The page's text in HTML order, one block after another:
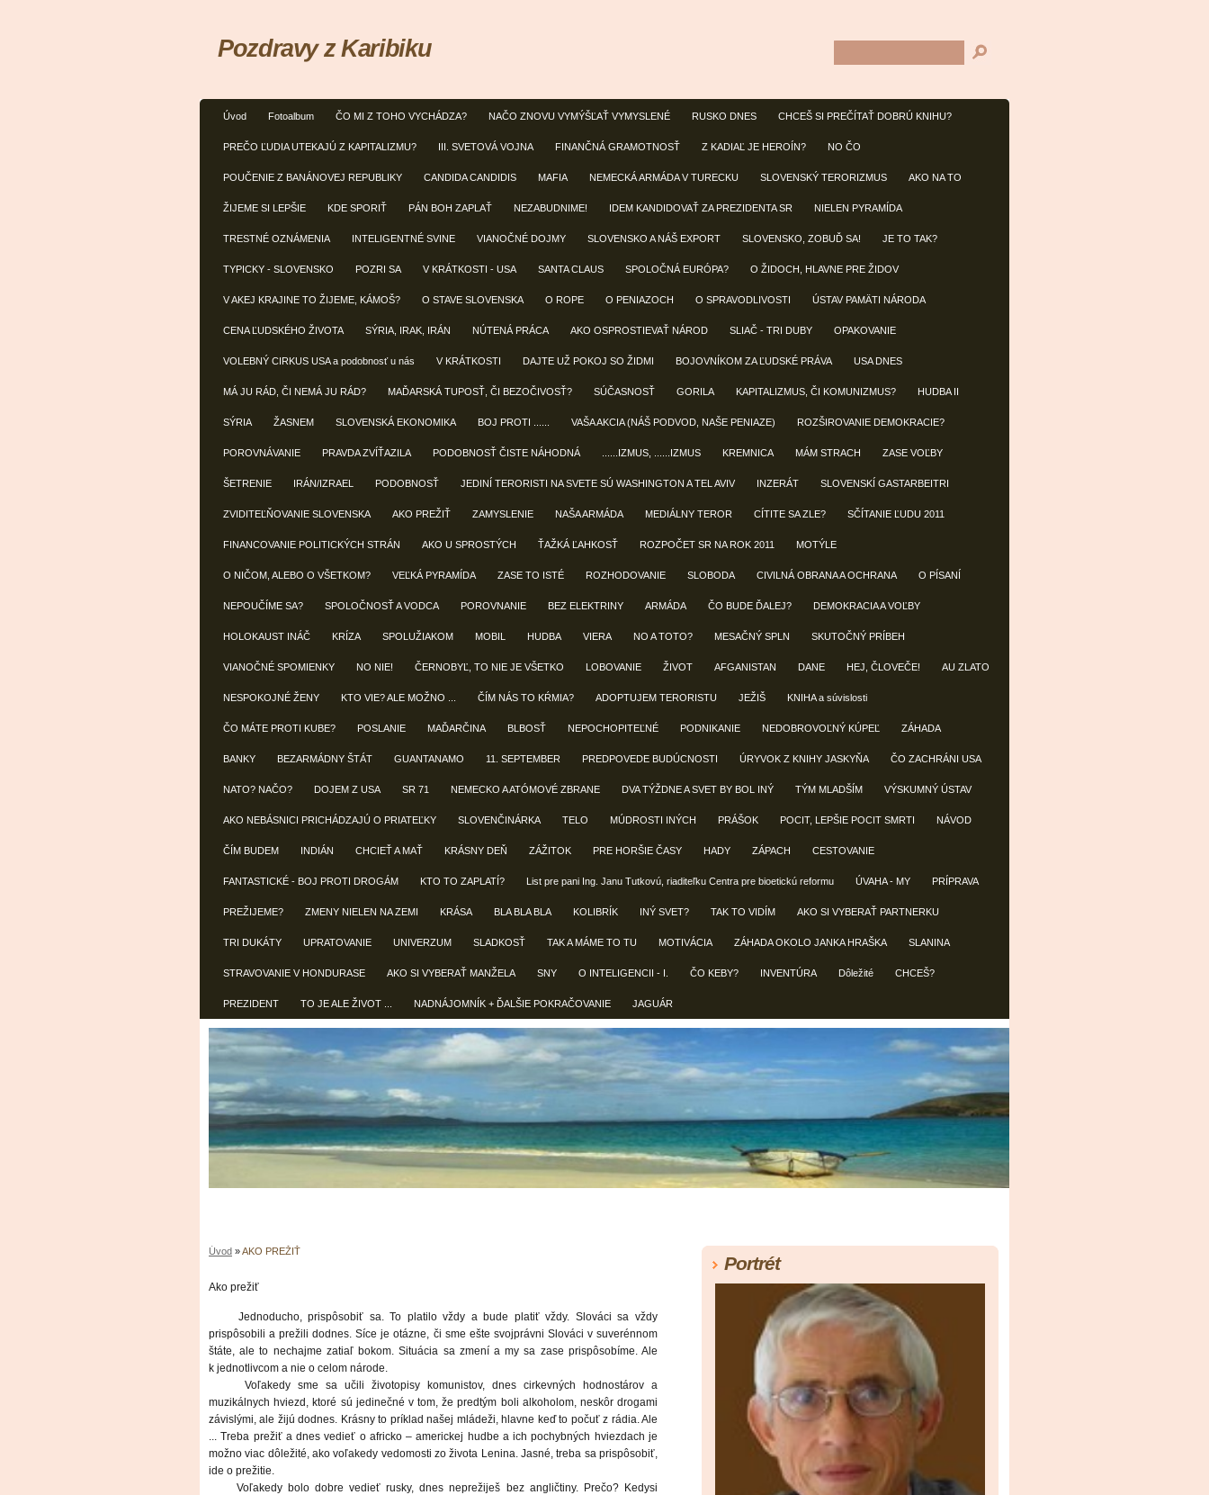
Úvod Fotoalbum ČO MI Z TOHO VYCHÁDZA? NAČO ZNOVU VYMÝŠĽAŤ VYMYSLENÉ RUSKO DNES CHCEŠ SI PREČÍTAŤ DOBRÚ KNIHU?
PREČO ĽUDIA UTEKAJÚ Z KAPITALIZMU? III. SVETOVÁ VOJNA FINANČNÁ GRAMOTNOSŤ Z KADIAĽ JE HEROÍN? NO ČO
POUČENIE Z BANÁNOVEJ REPUBLIKY CANDIDA CANDIDIS MAFIA NEMECKÁ ARMÁDA V TURECKU SLOVENSKÝ TERORIZMUS AKO NA TO
ŽIJEME SI LEPŠIE KDE SPORIŤ PÁN BOH ZAPLAŤ NEZABUDNIME! IDEM KANDIDOVAŤ ZA PREZIDENTA SR NIELEN PYRAMÍDA
TRESTNÉ OZNÁMENIA INTELIGENTNÉ SVINE VIANOČNÉ DOJMY SLOVENSKO A NÁŠ EXPORT SLOVENSKO, ZOBUĎ SA! JE TO TAK?
TYPICKY - SLOVENSKO POZRI SA V KRÁTKOSTI - USA SANTA CLAUS SPOLOČNÁ EURÓPA? O ŽIDOCH, HLAVNE PRE ŽIDOV
V AKEJ KRAJINE TO ŽIJEME, KÁMOŠ? O STAVE SLOVENSKA O ROPE O PENIAZOCH O SPRAVODLIVOSTI ÚSTAV PAMÄTI NÁRODA
CENA ĽUDSKÉHO ŽIVOTA SÝRIA, IRAK, IRÁN NÚTENÁ PRÁCA AKO OSPROSTIEVAŤ NÁROD SLIAČ - TRI DUBY OPAKOVANIE
VOLEBNÝ CIRKUS USA a podobnosť u nás V KRÁTKOSTI DAJTE UŽ POKOJ SO ŽIDMI BOJOVNÍKOM ZA ĽUDSKÉ PRÁVA USA DNES
MÁ JU RÁD, ČI NEMÁ JU RÁD? MAĎARSKÁ TUPOSŤ, ČI BEZOČIVOSŤ? SÚČASNOSŤ GORILA KAPITALIZMUS, ČI KOMUNIZMUS? HUDBA II
SÝRIA ŽASNEM SLOVENSKÁ EKONOMIKA BOJ PROTI ...... VAŠA AKCIA (NÁŠ PODVOD, NAŠE PENIAZE) ROZŠIROVANIE DEMOKRACIE?
POROVNÁVANIE PRAVDA ZVÍŤAZILA PODOBNOSŤ ČISTE NÁHODNÁ ......IZMUS, ......IZMUS KREMNICA MÁM STRACH ZASE VOĽBY
ŠETRENIE IRÁN/IZRAEL PODOBNOSŤ JEDINÍ TERORISTI NA SVETE SÚ WASHINGTON A TEL AVIV INZERÁT SLOVENSKÍ GASTARBEITRI
ZVIDITEĽŇOVANIE SLOVENSKA AKO PREŽIŤ ZAMYSLENIE NAŠA ARMÁDA MEDIÁLNY TEROR CÍTITE SA ZLE? SČÍTANIE ĽUDU 2011
FINANCOVANIE POLITICKÝCH STRÁN AKO U SPROSTÝCH ŤAŽKÁ ĽAHKOSŤ ROZPOČET SR NA ROK 2011 MOTÝLE
O NIČOM, ALEBO O VŠETKOM? VEĽKÁ PYRAMÍDA ZASE TO ISTÉ ROZHODOVANIE SLOBODA CIVILNÁ OBRANA A OCHRANA O PÍSANÍ
NEPOUČÍME SA? SPOLOČNOSŤ A VODCA POROVNANIE BEZ ELEKTRINY ARMÁDA ČO BUDE ĎALEJ? DEMOKRACIA A VOĽBY
HOLOKAUST INÁČ KRÍZA SPOLUŽIAKOM MOBIL HUDBA VIERA NO A TOTO? MESAČNÝ SPLN SKUTOČNÝ PRÍBEH
VIANOČNÉ SPOMIENKY NO NIE! ČERNOBYĽ, TO NIE JE VŠETKO LOBOVANIE ŽIVOT AFGANISTAN DANE HEJ, ČLOVEČE! AU ZLATO
NESPOKOJNÉ ŽENY KTO VIE? ALE MOŽNO ... ČÍM NÁS TO KŔMIA? ADOPTUJEM TERORISTU JEŽIŠ KNIHA a súvislosti
ČO MÁTE PROTI KUBE? POSLANIE MAĎARČINA BLBOSŤ NEPOCHOPITEĽNÉ PODNIKANIE NEDOBROVOĽNÝ KÚPEĽ ZÁHADA
BANKY BEZARMÁDNY ŠTÁT GUANTANAMO 11. SEPTEMBER PREDPOVEDE BUDÚCNOSTI ÚRYVOK Z KNIHY JASKYŇA ČO ZACHRÁNI USA
NATO? NAČO? DOJEM Z USA SR 71 NEMECKO A ATÓMOVÉ ZBRANE DVA TÝŽDNE A SVET BY BOL INÝ TÝM MLADŠÍM VÝSKUMNÝ ÚSTAV
AKO NEBÁSNICI PRICHÁDZAJÚ O PRIATEĽKY SLOVENČINÁRKA TELO MÚDROSTI INÝCH PRÁŠOK POCIT, LEPŠIE POCIT SMRTI NÁVOD
ČÍM BUDEM INDIÁN CHCIEŤ A MAŤ KRÁSNY DEŇ ZÁŽITOK PRE HORŠIE ČASY HADY ZÁPACH CESTOVANIE
FANTASTICKÉ - BOJ PROTI DROGÁM KTO TO ZAPLATÍ? List pre pani Ing. Janu Tutkovú, riaditeľku Centra pre bioetickú reformu ÚVAHA - MY PRÍPRAVA
PREŽIJEME? ZMENY NIELEN NA ZEMI KRÁSA BLA BLA BLA KOLIBRÍK INÝ SVET? TAK TO VIDÍM AKO SI VYBERAŤ PARTNERKU
TRI DUKÁTY UPRATOVANIE UNIVERZUM SLADKOSŤ TAK A MÁME TO TU MOTIVÁCIA ZÁHADA OKOLO JANKA HRAŠKA SLANINA
STRAVOVANIE V HONDURASE AKO SI VYBERAŤ MANŽELA SNY O INTELIGENCII - I. ČO KEBY? INVENTÚRA Dôležité CHCEŠ?
PREZIDENT TO JE ALE ŽIVOT ... NADNÁJOMNÍK + ĎALŠIE POKRAČOVANIE JAGUÁR
Pozdravy z Karibiku
Úvod »AKO PREŽIŤ
Ako prežiť
Jednoducho, prispôsobiť sa. To platilo vždy a bude platiť vždy. Slováci sa vždy
prispôsobili a prežili dodnes. Síce je otázne, či sme ešte svojprávni Slováci v suverénnom
štáte, ale to nechajme zatiaľ bokom. Situácia sa zmení a my sa zase prispôsobíme. Ale
k jednotlivcom a nie o celom národe.
Voľakedy sme sa učili životopisy komunistov, dnes cirkevných hodnostárov a
muzikálnych hviezd, ktoré sú jedinečné v tom, že predtým boli alkoholom, neskôr drogami
závislými, ale žijú dodnes. Krásny to príklad našej mládeži, hlavne keď to počuť z rádia. Ale
... Treba prežiť a dnes vedieť o africko – americkej hudbe a ich pochybných hviezdach je
možno viac dôležité, ako voľakedy vedomosti zo života Lenina. Jasné, treba sa prispôsobiť,
ide o prežitie.
Voľakedy bolo dobre vedieť rusky, dnes neprežiješ bez angličtiny. Prečo? Kedysi
Portrét